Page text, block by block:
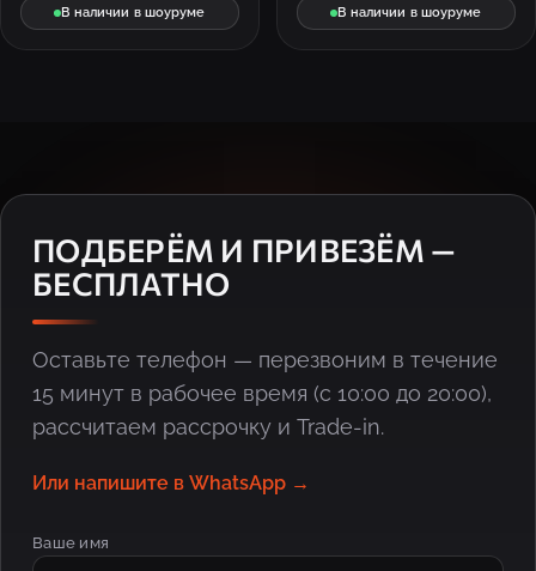
В наличии в шоуруме В наличии в шоуруме
ПОДБЕРЁМ И ПРИВЕЗЁМ —
БЕСПЛАТНО
Оставьте телефон — перезвоним в течение
15 минут в рабочее время (с 10:00 до 20:00),
рассчитаем рассрочку и Trade-in.
Или напишите в WhatsApp →
Ваше имя